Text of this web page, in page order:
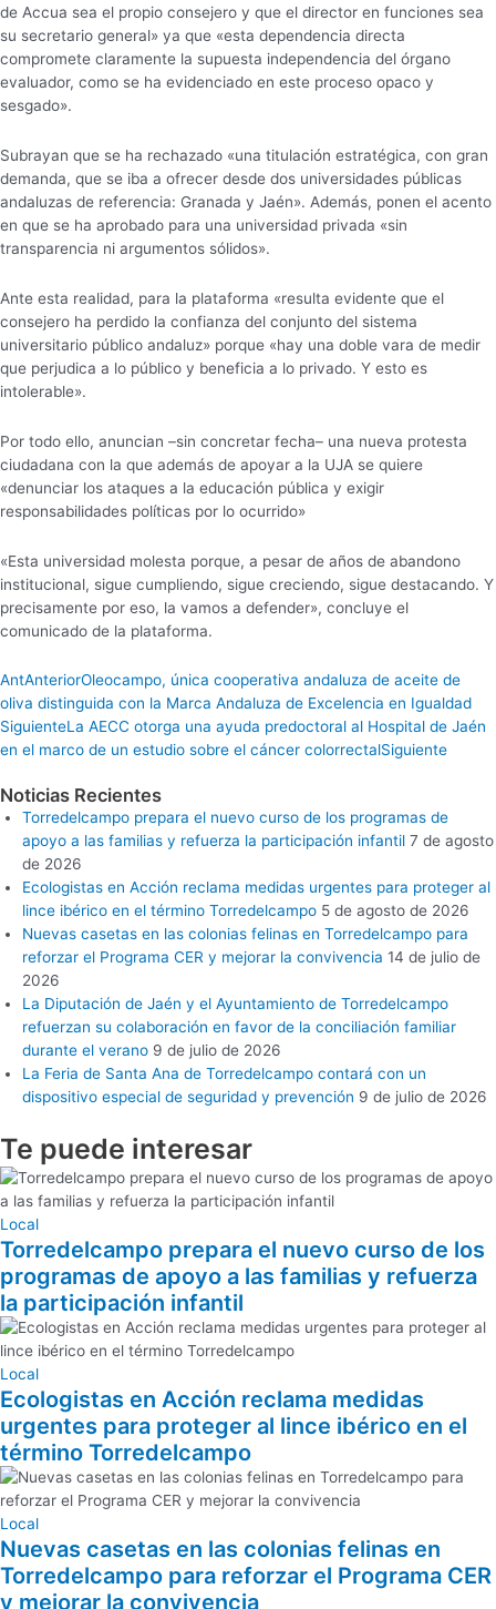
de Accua sea el propio consejero y que el director en funciones sea
su secretario general» ya que «esta dependencia directa
compromete claramente la supuesta independencia del órgano
evaluador, como se ha evidenciado en este proceso opaco y
sesgado».
Subrayan que se ha rechazado «una titulación estratégica, con gran
demanda, que se iba a ofrecer desde dos universidades públicas
andaluzas de referencia: Granada y Jaén». Además, ponen el acento
en que se ha aprobado para una universidad privada «sin
transparencia ni argumentos sólidos».
Ante esta realidad, para la plataforma «resulta evidente que el
consejero ha perdido la confianza del conjunto del sistema
universitario público andaluz» porque «hay una doble vara de medir
que perjudica a lo público y beneficia a lo privado. Y esto es
intolerable».
Por todo ello, anuncian –sin concretar fecha– una nueva protesta
ciudadana con la que además de apoyar a la UJA se quiere
«denunciar los ataques a la educación pública y exigir
responsabilidades políticas por lo ocurrido»
«Esta universidad molesta porque, a pesar de años de abandono
institucional, sigue cumpliendo, sigue creciendo, sigue destacando. Y
precisamente por eso, la vamos a defender», concluye el
comunicado de la plataforma.
AntAnteriorOleocampo, única cooperativa andaluza de aceite de
oliva distinguida con la Marca Andaluza de Excelencia en Igualdad
SiguienteLa AECC otorga una ayuda predoctoral al Hospital de Jaén
en el marco de un estudio sobre el cáncer colorrectalSiguiente
Noticias Recientes
Torredelcampo prepara el nuevo curso de los programas de
apoyo a las familias y refuerza la participación infantil 7 de agosto
de 2026
Ecologistas en Acción reclama medidas urgentes para proteger al
lince ibérico en el término Torredelcampo 5 de agosto de 2026
Nuevas casetas en las colonias felinas en Torredelcampo para
reforzar el Programa CER y mejorar la convivencia 14 de julio de
2026
La Diputación de Jaén y el Ayuntamiento de Torredelcampo
refuerzan su colaboración en favor de la conciliación familiar
durante el verano 9 de julio de 2026
La Feria de Santa Ana de Torredelcampo contará con un
dispositivo especial de seguridad y prevención 9 de julio de 2026
Te puede interesar
Local
Torredelcampo prepara el nuevo curso de los
programas de apoyo a las familias y refuerza
la participación infantil
Local
Ecologistas en Acción reclama medidas
urgentes para proteger al lince ibérico en el
término Torredelcampo
Local
Nuevas casetas en las colonias felinas en
Torredelcampo para reforzar el Programa CER
y mejorar la convivencia